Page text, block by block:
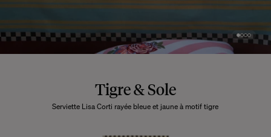
Tigre & Sole
Serviette Lisa Corti rayée bleue et jaune à motif tigre